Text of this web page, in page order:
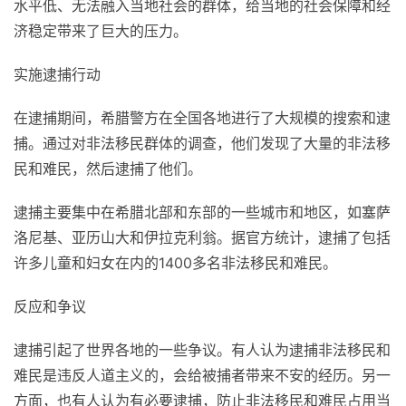
水平低、无法融入当地社会的群体，给当地的社会保障和经
济稳定带来了巨大的压力。
实施逮捕行动
在逮捕期间，希腊警方在全国各地进行了大规模的搜索和逮
捕。通过对非法移民群体的调查，他们发现了大量的非法移
民和难民，然后逮捕了他们。
逮捕主要集中在希腊北部和东部的一些城市和地区，如塞萨
洛尼基、亚历山大和伊拉克利翁。据官方统计，逮捕了包括
许多儿童和妇女在内的1400多名非法移民和难民。
反应和争议
逮捕引起了世界各地的一些争议。有人认为逮捕非法移民和
难民是违反人道主义的，会给被捕者带来不安的经历。另一
方面，也有人认为有必要逮捕，防止非法移民和难民占用当